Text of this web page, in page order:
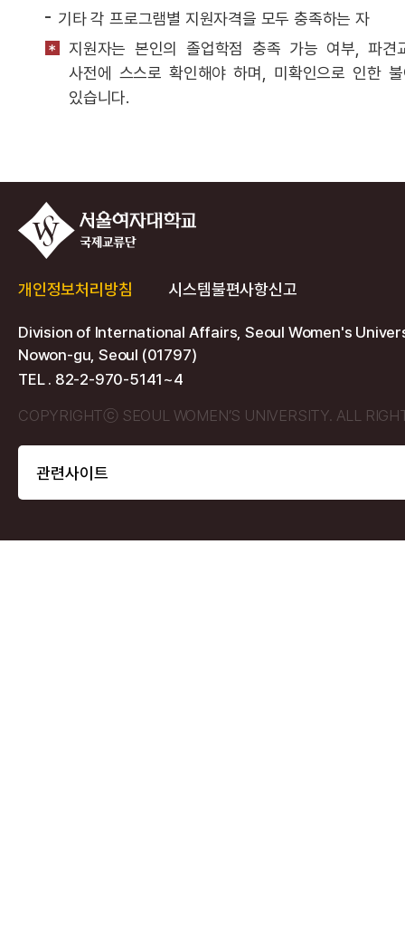
기타 각 프로그램별 지원자격을 모두 충족하는 자
지원자는 본인의 졸업학점 충족 가능 여부, 파
사전에 스스로 확인해야 하며, 미확인으로 인한
있습니다.
개인정보처리방침 시스템불편사항신고
Division of International Affairs, Seoul Women's
Nowon-gu, Seoul (01797)
TEL . 82-2-970-5141~4
COPYRIGHTⓒ SEOUL WOMEN’S UNIVERSITY. ALL
관련사이트